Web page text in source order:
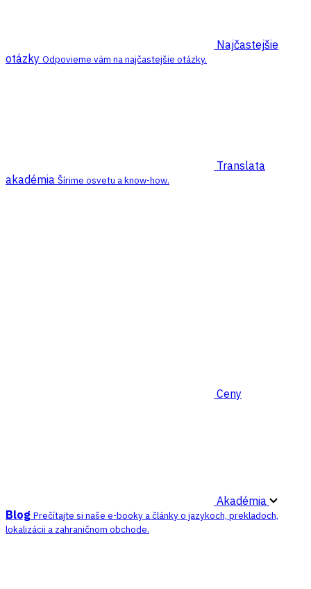
Najčastejšie
otázky Odpovieme vám na najčastejšie otázky.
Translata
akadémia Šírime osvetu a know-how.
Ceny
Akadémia
Blog Prečítajte si naše e-booky a články o jazykoch, prekladoch,
lokalizácii a zahraničnom obchode.